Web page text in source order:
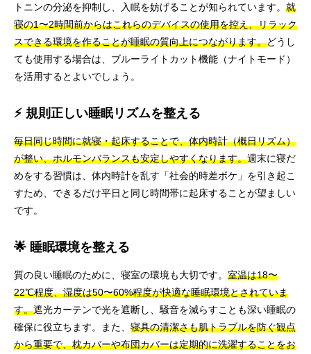
トニンの分泌を抑制し、入眠を妨げることが知られています。 就
寝の1〜2時間前からはこれらのデバイスの使用を控え、リラック
スできる環境を作ることが睡眠の質向上につながります。どうし
ても使用する場合は、ブルーライトカット機能（ナイトモード）
を活用するとよいでしょう。
⚡ 規則正しい睡眠リズムを整える
毎日同じ時間に就寝・起床することで、体内時計（概日リズム）
が整い、ホルモンバランスも安定しやすくなります。週末に寝だ
めをする習慣は、体内時計を乱す「社会的時差ボケ」を引き起こ
すため、できるだけ平日と同じ時間帯に起床することが望ましい
です。
🌟 睡眠環境を整える
質の良い睡眠のために、寝室の環境も大切です。 室温は18〜
22℃程度、湿度は50〜60%程度が快適な睡眠環境とされていま
す。遮光カーテンで光を遮断し、騒音を減らすことも深い睡眠の
確保に役立ちます。また、 寝具の清潔さも肌トラブルを防ぐ観点
から重要で、枕カバーや布団カバーは定期的に洗濯することをお